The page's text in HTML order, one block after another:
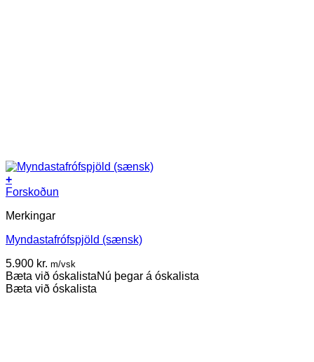
+
Forskoðun
Merkingar
Myndastafrófspjöld (sænsk)
5.900 kr. m/vsk
Bæta við óskalistaNú þegar á óskalista
Bæta við óskalista